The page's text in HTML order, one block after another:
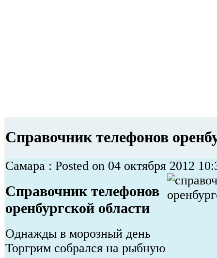
Справочник телефонов
Самара : Posted on 04 октября 2012
Справочник телефонов
оренбургской области
Однажды в морозный день
Торгрим собрался на рыбную